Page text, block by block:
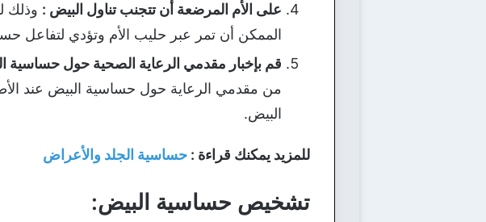
على الأم المرضعة أن تتجنب تناول البيض : وذلك
الممكن أن تمر عبر حليب الأم وتؤدي لتفاعل
قم بإخبار مقدمي الرعاية الصحية حول حساسية
من مقدمي الرعاية حول حساسية البيض عند
البيض.
للمزيد يمكنك قراءة : حساسية الجلد والأعراض
تشخيص حساسية البيض: